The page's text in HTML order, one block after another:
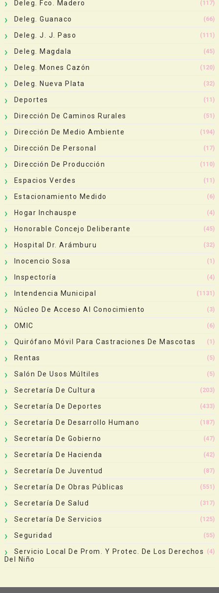
Deleg. Fco. Madero (117)
Deleg. Guanaco (66)
Deleg. J. J. Paso (111)
Deleg. Magdala (45)
Deleg. Mones Cazón (120)
Deleg. Nueva Plata (32)
Deportes (11)
Dirección De Caminos Rurales (51)
Dirección De Medio Ambiente (194)
Dirección De Personal (17)
Dirección De Producción (110)
Espacios Verdes (11)
Estacionamiento Medido (6)
Hogar Inchauspe (4)
Honorable Concejo Deliberante (45)
Hospital Dr. Arámburu (32)
Inocencio Sosa (1)
Inspectoría (4)
Intendencia Municipal (1131)
Núcleo De Acceso Al Conocimiento (3)
OMIC (6)
Quirófano Móvil Para Castraciones De Mascotas (1)
Rentas (5)
Salón De Usos Múltiles (5)
Secretaría De Cultura (203)
Secretaría De Deportes (433)
Secretaría De Desarrollo Humano (187)
Secretaría De Gobierno (47)
Secretaría De Hacienda (42)
Secretaría De Juventud (87)
Secretaría De Obras Públicas (551)
Secretaría De Salud (317)
Secretaría De Servicios (125)
Seguridad (55)
Servicio Local De Prom. Y Protec. De Los Derechos
Del Niño
(4)